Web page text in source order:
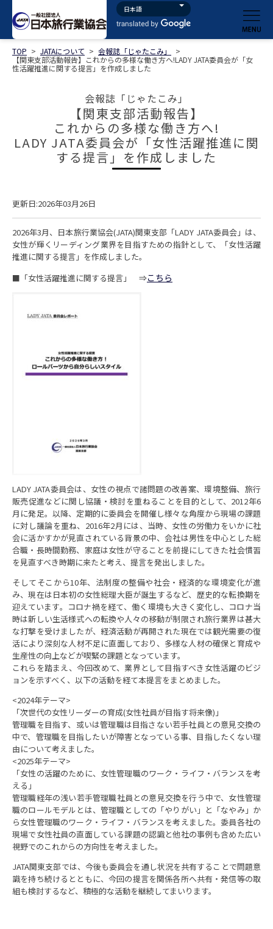
TOP > JATAについて > 会報誌「じゃたこみ」
>
【関東支部活動報告】これからの多様な働き方へ!LADY JATA委員会が「女
性活躍推進に関する提言」を作成しました
会報誌「じゃたこみ」
【関東支部活動報告】
これからの多様な働き方へ!
LADY JATA委員会が「女性活躍推進に関
する提言」を作成しました
更新日:2026年03月26日
2026年3月、日本旅行業協会(JATA)関東支部「LADY JATA委員会」は、
女性が輝くリーディング業界を目指すための指針として、「女性活躍
推進に関する提言」を作成しました。
■「女性活躍推進に関する提言」 ⇒こちら
LADY JATA委員会は、女性の視点で諸問題の改善案、環境整備、旅行
販売促進などに関し協議・検討を重ねることを目的として、2012年6
月に発足。以降、定期的に委員会を開催し様々な角度から現場の課題
に対し議論を重ね、2016年2月には、当時、女性の労働力をいかに社
会に活かすかが見直されている背景の中、会社は男性を中心とした総
合職・長時間勤務、家庭は女性が守ることを前提にしてきた社会慣習
を見直すべき時期に来たと考え、提言を発出しました。
そしてそこから10年、法制度の整備や社会・経済的な環境変化が進
み、現在は日本初の女性総理大臣が誕生するなど、歴史的な転換期を
迎えています。コロナ禍を経て、働く環境も大きく変化し、コロナ当
時は新しい生活様式への転換や人々の移動が制限され旅行業界は甚大
な打撃を受けましたが、経済活動が再開された現在では観光需要の復
活により深刻な人材不足に直面しており、多様な人材の確保と育成や
生産性の向上などが喫緊の課題となっています。
これらを踏まえ、今回改めて、業界として目指すべき女性活躍のビジ
ョンを示すべく、以下の活動を経て本提言をまとめました。
<2024年テーマ>
「次世代の女性リーダーの育成(女性社員が目指す将来像)」
管理職を目指す、或いは管理職は目指さない若手社員との意見交換の
中で、管理職を目指したいが障害となっている事、目指したくない理
由について考えました。
<2025年テーマ>
「女性の活躍のために、女性管理職のワーク・ライフ・バランスを考
える」
管理職経年の浅い若手管理職社員との意見交換を行う中で、女性管理
職のロールモデルとは、管理職としての「やりがい」と「なやみ」か
ら女性管理職のワーク・ライフ・バランスを考えました。委員各社の
現場で女性社員の直面している課題の認識と他社の事例も含めた広い
視野でのこれからの方向性を考えました。
JATA関東支部では、今後も委員会を通し状況を共有することで問題意
識を持ち続けるとともに、今回の提言を関係各所へ共有・発信等の取
組も検討するなど、積極的な活動を継続してまいります。